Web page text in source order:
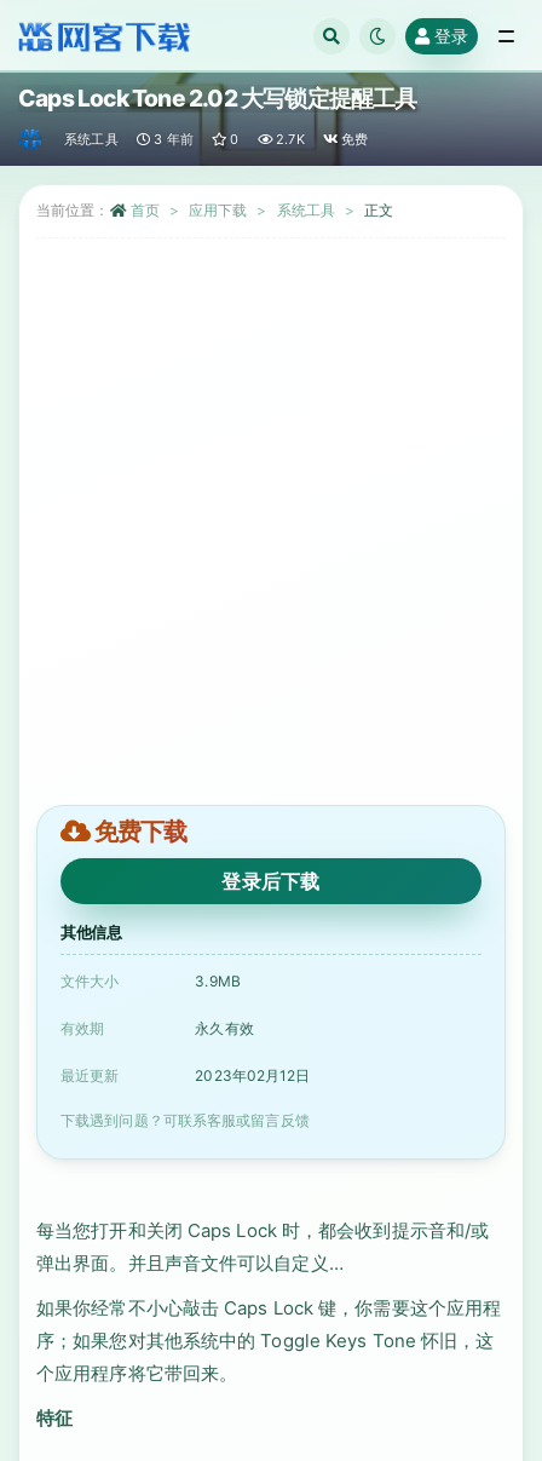
登录
Caps Lock Tone 2.02 大写锁定提醒工具
系统工具 3 年前 0 2.7K 免费
当前位置： 首页 应用下载 系统工具 正文
免费下载
登录后下载
其他信息
文件大小 3.9MB
有效期 永久有效
最近更新 2023年02月12日
下载遇到问题？可联系客服或留言反馈
每当您打开和关闭 Caps Lock 时，都会收到提示音和/或
弹出界面。并且声音文件可以自定义…
如果你经常不小心敲击 Caps Lock 键，你需要这个应用程
序；如果您对其他系统中的 Toggle Keys Tone 怀旧，这
个应用程序将它带回来。
特征
全部